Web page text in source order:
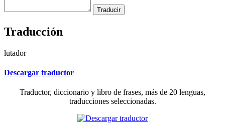
Traducción
lutador
Descargar traductor
Traductor, diccionario y libro de frases, más de 20 lenguas,
traducciones seleccionadas.